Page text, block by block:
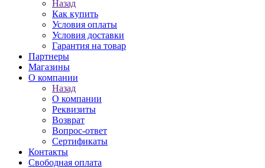
Назад
Как купить
Условия оплаты
Условия доставки
Гарантия на товар
Партнеры
Магазины
О компании
Назад
О компании
Реквизиты
Возврат
Вопрос-ответ
Сертификаты
Контакты
Свободная оплата